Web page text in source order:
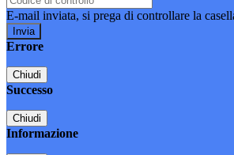
E-mail inviata, si prega di controllare la
Errore
Chiudi
Successo
Chiudi
Informazione